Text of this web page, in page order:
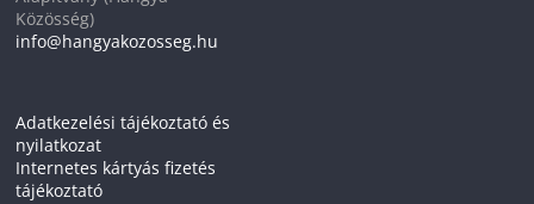
Közösség)
info@hangyakozosseg.hu
Adatkezelési tájékoztató és
nyilatkozat
Internetes kártyás fizetés
tájékoztató